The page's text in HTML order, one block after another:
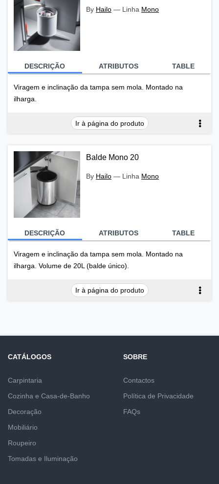
By Hailo — Linha Mono
DESCRIÇÃO ATRIBUTOS TABLE
Viragem e inclinação da tampa sem mola. Montado na
ilharga.
Ir à página do produto
Balde Mono 20
By Hailo — Linha Mono
DESCRIÇÃO ATRIBUTOS TABLE
Viragem e inclinação da tampa sem mola. Montado na
ilharga. Volume de 20L (balde único).
Ir à página do produto
CATÁLOGOS
Carpintaria
Cozinha e Casa-de-Banho
Decoração
Mobiliário
Roupeiro
Tomadas e Iluminação
SOBRE
Contactos
Política de Privacidade
FAQs